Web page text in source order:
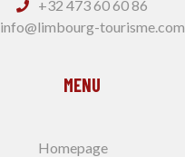
+32 473 60 60 86
info@limbourg-tourisme.com
MENU
Homepage